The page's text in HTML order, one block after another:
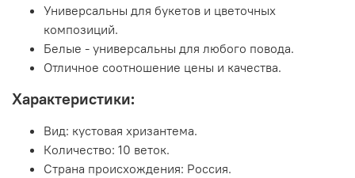
Универсальны для букетов и цветочных
композиций.
Белые - универсальны для любого повода.
Отличное соотношение цены и качества.
Характеристики:
Вид: кустовая хризантема.
Количество: 10 веток.
Страна происхождения: Россия.